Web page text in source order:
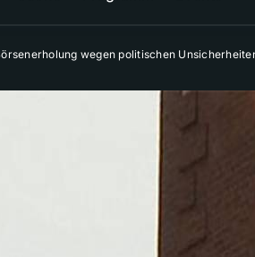
wegen politischen